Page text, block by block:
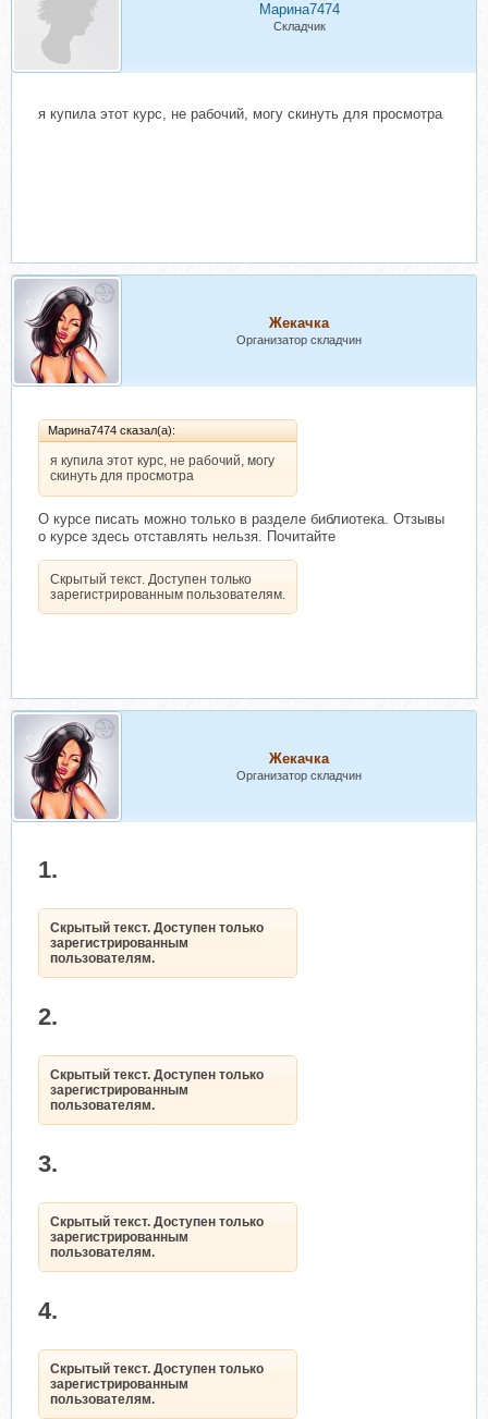
Марина7474
Складчик
я купила этот курс, не рабочий, могу скинуть для просмотра
Жекачка
Организатор складчин
Марина7474 сказал(а):
я купила этот курс, не рабочий, могу
скинуть для просмотра
О курсе писать можно только в разделе библиотека. Отзывы
о курсе здесь отставлять нельзя. Почитайте
Скрытый текст. Доступен только
зарегистрированным пользователям.
Жекачка
Организатор складчин
1.
Скрытый текст. Доступен только
зарегистрированным
пользователям.
2.
Скрытый текст. Доступен только
зарегистрированным
пользователям.
3.
Скрытый текст. Доступен только
зарегистрированным
пользователям.
4.
Скрытый текст. Доступен только
зарегистрированным
пользователям.